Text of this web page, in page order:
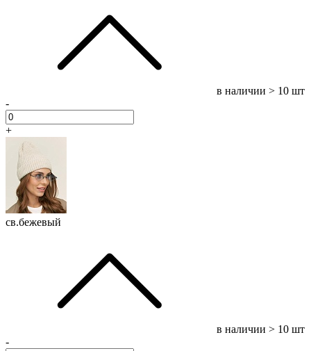
в наличии > 10 шт
-
+
св.бежевый
в наличии > 10 шт
-